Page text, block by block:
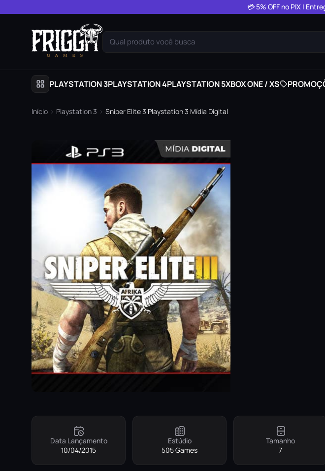
💳 5% OFF no PIX |
Qual produto você busca
PLAYSTATION 3PLAYSTATION 4PLAYSTATION 5XBOX ONE / XS
Início › Playstation 3 › Sniper Elite 3 Playstation 3 Mídia Digital
Data Lançamento
10/04/2015
Estúdio
505 Games
Tamanho
7